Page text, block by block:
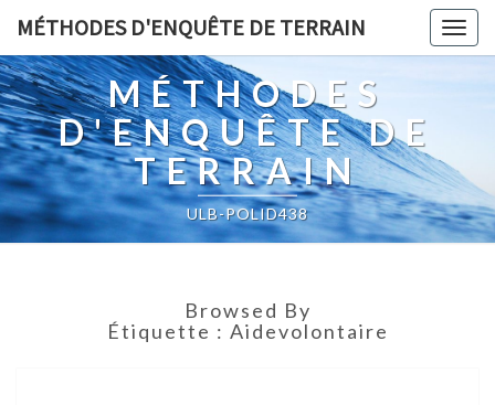
MÉTHODES D'ENQUÊTE DE TERRAIN
MÉTHODES
D'ENQUÊTE DE
TERRAIN
ULB-POLID438
Browsed By
Étiquette : Aidevolontaire